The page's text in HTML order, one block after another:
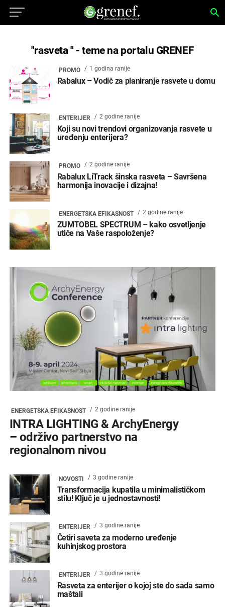
"rasveta " - teme na portalu GRENEF
PROMO 1 godina ranije
Rabalux – Vodič za planiranje rasvete u domu
ENTERIJER 2 godine ranije
Koji su novi trendovi organizovanja rasvete u
uređenju enterijera?
PROMO 2 godine ranije
Rabalux LiTrack šinska rasveta – Savršena
harmonija inovacije i dizajna!
ENERGETSKA EFIKASNOST 2 godine ranije
ZUMTOBEL SPECTRUM – kako osvetljenje
utiče na Vaše raspoloženje?
ENERGETSKA EFIKASNOST 2 godine ranije
INTRA LIGHTING & ArchyEnergy
– održivo partnerstvo na
regionalnom nivou
NOVOSTI 3 godine ranije
Transformacija kupatila u minimalističkom
stilu! Ključ je u jednostavnosti!
ENTERIJER 3 godine ranije
Četiri saveta za moderno uređenje
kuhinjskog prostora
ENTERIJER 3 godine ranije
Rasveta za enterijer o kojoj ste do sada samo
maštali